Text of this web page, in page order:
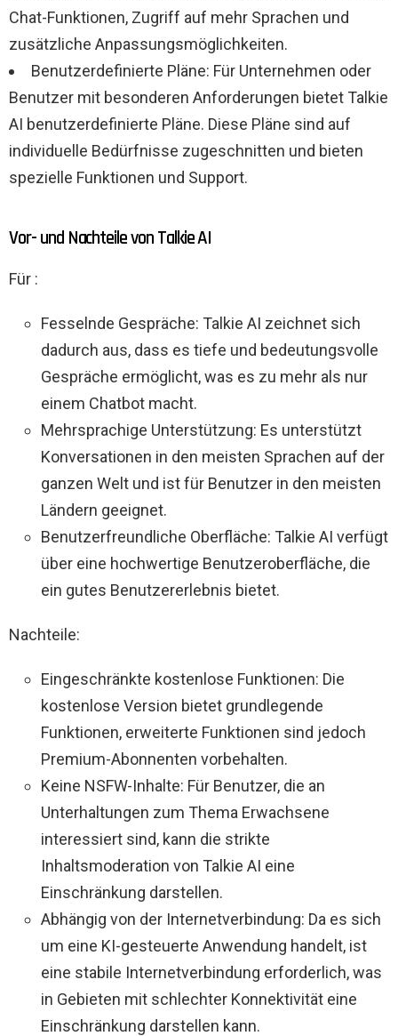
Chat-Funktionen, Zugriff auf mehr Sprachen und
zusätzliche Anpassungsmöglichkeiten.
Benutzerdefinierte Pläne: Für Unternehmen oder
Benutzer mit besonderen Anforderungen bietet Talkie
AI benutzerdefinierte Pläne. Diese Pläne sind auf
individuelle Bedürfnisse zugeschnitten und bieten
spezielle Funktionen und Support.
Vor- und Nachteile von Talkie AI
Für :
Fesselnde Gespräche: Talkie AI zeichnet sich
dadurch aus, dass es tiefe und bedeutungsvolle
Gespräche ermöglicht, was es zu mehr als nur
einem Chatbot macht.
Mehrsprachige Unterstützung: Es unterstützt
Konversationen in den meisten Sprachen auf der
ganzen Welt und ist für Benutzer in den meisten
Ländern geeignet.
Benutzerfreundliche Oberfläche: Talkie AI verfügt
über eine hochwertige Benutzeroberfläche, die
ein gutes Benutzererlebnis bietet.
Nachteile:
Eingeschränkte kostenlose Funktionen: Die
kostenlose Version bietet grundlegende
Funktionen, erweiterte Funktionen sind jedoch
Premium-Abonnenten vorbehalten.
Keine NSFW-Inhalte: Für Benutzer, die an
Unterhaltungen zum Thema Erwachsene
interessiert sind, kann die strikte
Inhaltsmoderation von Talkie AI eine
Einschränkung darstellen.
Abhängig von der Internetverbindung: Da es sich
um eine KI-gesteuerte Anwendung handelt, ist
eine stabile Internetverbindung erforderlich, was
in Gebieten mit schlechter Konnektivität eine
Einschränkung darstellen kann.